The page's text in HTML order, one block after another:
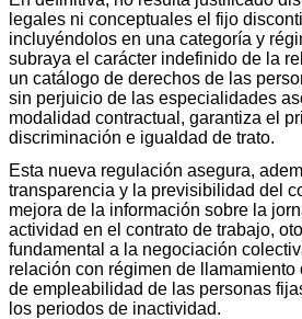
legales ni conceptuales el fijo
incluyéndolos en una categoría y
subraya el carácter indefinido de la
un catálogo de derechos de las
sin perjuicio de las especialidades
modalidad contractual, garantiza el
discriminación e igualdad de trato.
Esta nueva regulación asegura,
transparencia y la previsibilidad del
mejora de la información sobre la
actividad en el contrato de trabajo,
fundamental a la negociación
relación con régimen de llamamiento
de empleabilidad de las personas
los periodos de inactividad.